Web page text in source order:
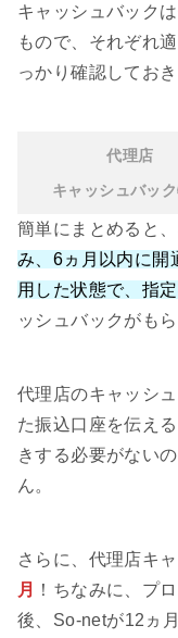
キャッシュバック
もので、それぞれ
っかり確認しておき
代理店
キャッシュバッ
簡単にまとめると、
み、6ヵ月以内に開
用した状態で、指
ッシュバックがも
代理店のキャッシ
た振込口座を伝え
きする必要がない
ん。
さらに、代理店キ
月
！ちなみに、プ
後、So-netが12ヵ